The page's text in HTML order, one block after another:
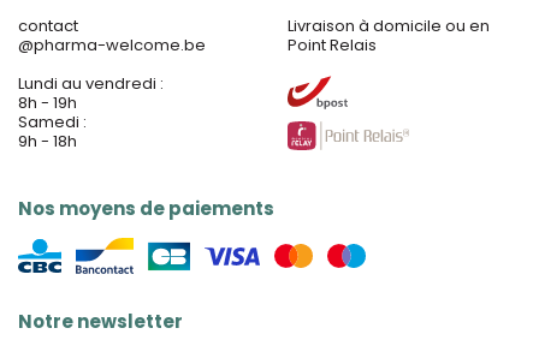
contact
@pharma-welcome.be
Lundi au vendredi :
8h - 19h
Samedi :
9h - 18h
Nos moyens de paiements
Livraison à domicile ou en
Point Relais
Notre newsletter